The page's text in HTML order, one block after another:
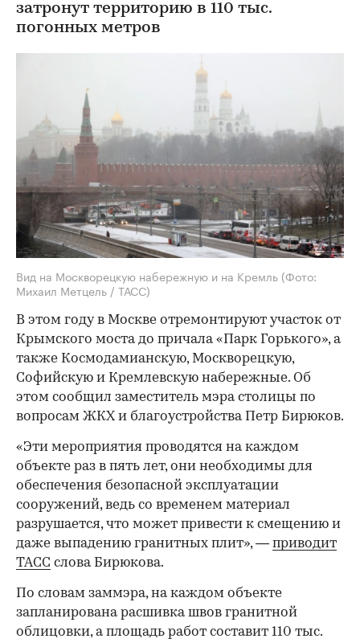
затронут территорию в 110 тыс.
погонных метров
Вид на Москворецкую набережную и на Кремль (Фото:
Михаил Метцель / ТАСС)
В этом году в Москве отремонтируют участок от
Крымского моста до причала «Парк Горького», а
также Космодамианскую, Москворецкую,
Софийскую и Кремлевскую набережные. Об
этом сообщил заместитель мэра столицы по
вопросам ЖКХ и благоустройства Петр Бирюков.
«Эти мероприятия проводятся на каждом
объекте раз в пять лет, они необходимы для
обеспечения безопасной эксплуатации
сооружений, ведь со временем материал
разрушается, что может привести к смещению и
даже выпадению гранитных плит», — приводит
ТАСС слова Бирюкова.
По словам заммэра, на каждом объекте
запланирована расшивка швов гранитной
облицовки, а площадь работ составит 110 тыс.